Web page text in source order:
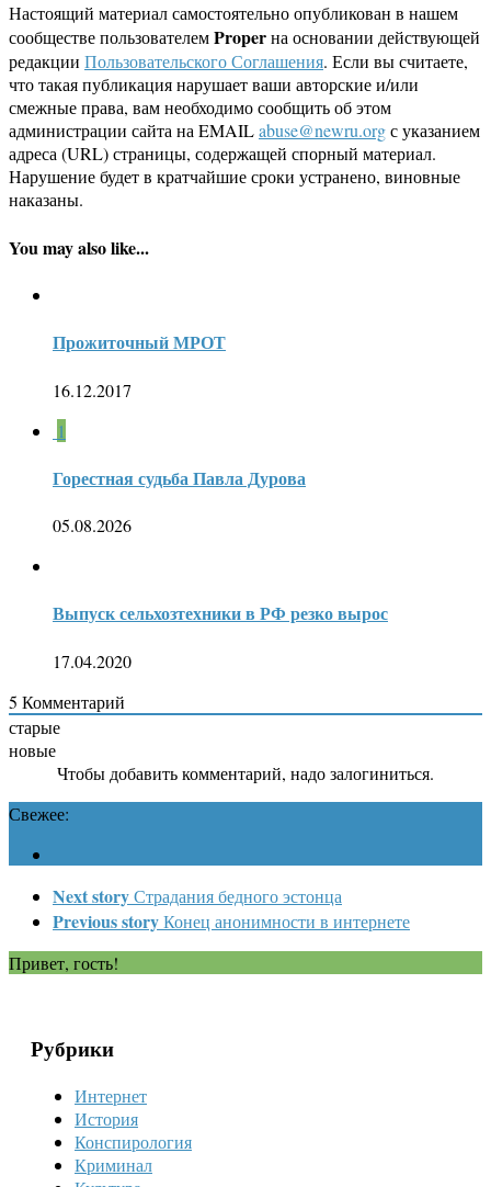
Настоящий материал самостоятельно опубликован в нашем
сообществе пользователемProperна основании действующей
редакции Пользовательского Соглашения. Если вы считаете,
что такая публикация нарушает ваши авторские и/или
смежные права, вам необходимо сообщить об этом
администрации сайта на EMAILabuse@newru.orgс указанием
адреса (URL) страницы, содержащей спорный материал.
Нарушение будет в кратчайшие сроки устранено, виновные
наказаны.
You may also like...
Прожиточный МРОТ
16.12.2017
1
Горестная судьба Павла Дурова
05.08.2026
Выпуск сельхозтехники в РФ резко вырос
17.04.2020
5 Комментарий
старые
новые
Чтобы добавить комментарий, надо залогиниться.
Свежее:
Next storyСтрадания бедного эстонца
Previous storyКонец анонимности в интернете
Привет, гость!
Рубрики
Интернет
История
Конспирология
Криминал